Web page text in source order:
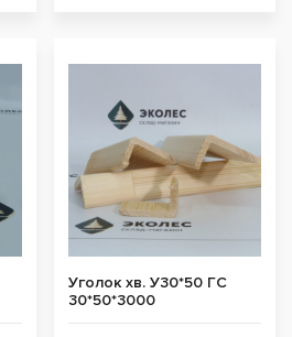
Уголок хв. У30*50 ГС
30*50*3000